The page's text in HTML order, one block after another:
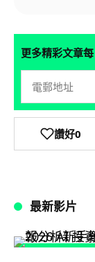
更多精彩文章
讚好0
最新影片